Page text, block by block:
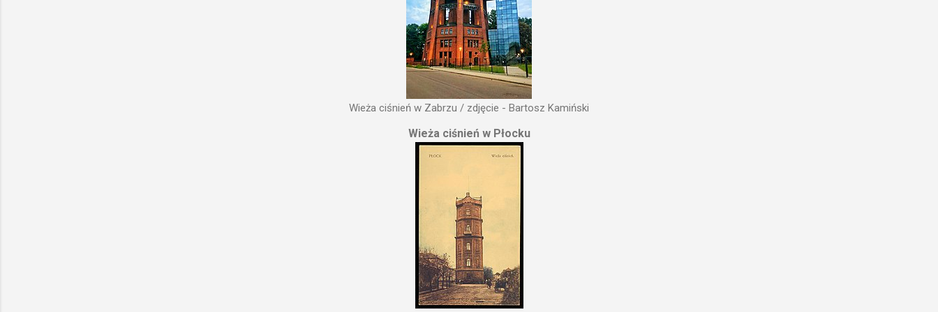
Wieża ciśnień w Zabrzu / zdjęcie - Bartosz Kamiński
Wieża ciśnień w Płocku